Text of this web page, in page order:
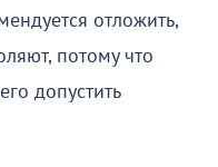
отложить,
потому что
допустить